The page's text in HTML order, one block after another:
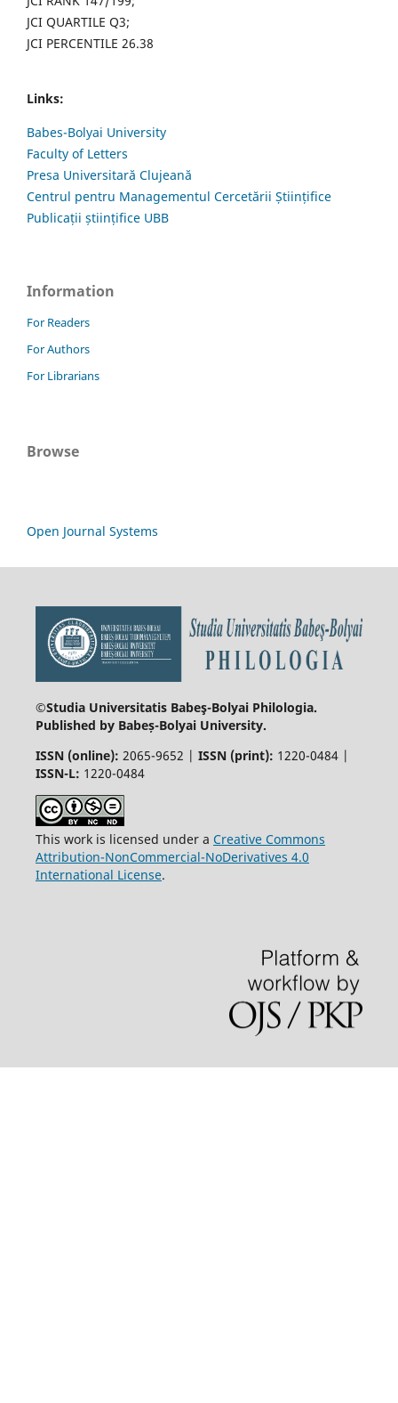
JCI QUARTILE Q3;
JCI PERCENTILE 26.38
Links:
Babes-Bolyai University
Faculty of Letters
Presa Universitară Clujeană
Centrul pentru Managementul Cercetării Științifice
Publicații științifice UBB
Information
For Readers
For Authors
For Librarians
Browse
Open Journal Systems
©Studia Universitatis Babeş-Bolyai Philologia.
Published by Babeș-Bolyai University.
ISSN (online): 2065-9652 | ISSN (print): 1220-0484 |
ISSN-L: 1220-0484
This work is licensed under a Creative Commons
Attribution-NonCommercial-NoDerivatives 4.0
International License.